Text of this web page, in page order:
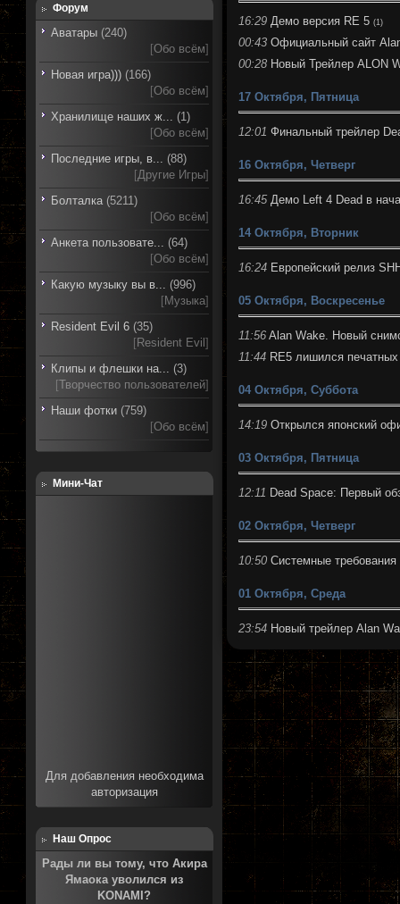
Форум
Аватары (240)
[Обо всём]
Новая игра))) (166)
[Обо всём]
Хранилище наших ж... (1)
[Обо всём]
Последние игры, в... (88)
[Другие Игры]
Болталка (5211)
[Обо всём]
Анкета пользовате... (64)
[Обо всём]
Какую музыку вы в... (996)
[Музыка]
Resident Evil 6 (35)
[Resident Evil]
Клипы и флешки на... (3)
[Творчество пользователей]
Наши фотки (759)
[Обо всём]
Мини-Чат
Для добавления необходима
авторизация
Наш Опрос
Рады ли вы тому, что Акира
Ямаока уволился из
KONAMI?
16:29 Демо версия RE 5 (1)
00:43 Официальный сайт
00:28 Новый Трейлер ALON
17 Октября, Пятница
12:01 Финальный трейлер
16 Октября, Четверг
16:45 Демо Left 4 Dead в
14 Октября, Вторник
16:24 Европейский релиз
05 Октября, Воскресенье
11:56 Alan Wake. Новый
11:44 RE5 лишился
04 Октября, Суббота
14:19 Открылся японский
03 Октября, Пятница
12:11 Dead Space: Первый
02 Октября, Четверг
10:50 Системные
01 Октября, Среда
23:54 Новый трейлер Alan